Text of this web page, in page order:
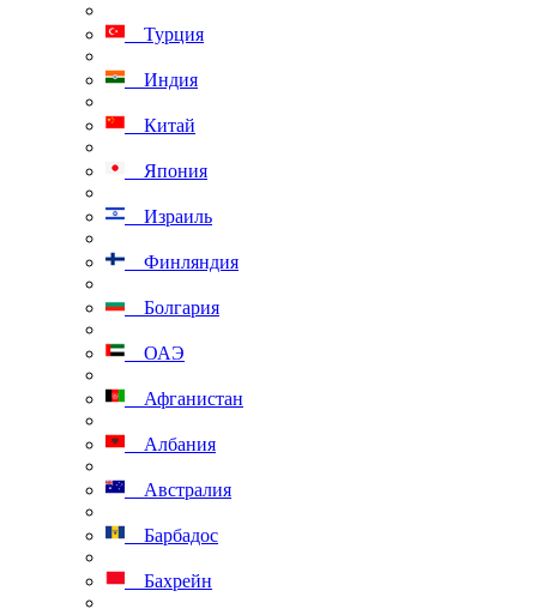
Турция
Индия
Китай
Япония
Израиль
Финляндия
Болгария
ОАЭ
Афганистан
Албания
Австралия
Барбадос
Бахрейн